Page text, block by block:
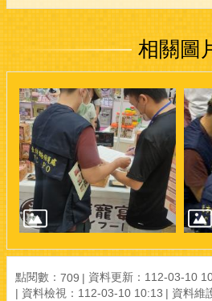
相關圖
點閱數： 709
資料更新：112-03-10
資料檢視：112-03-10 10:13
資料維